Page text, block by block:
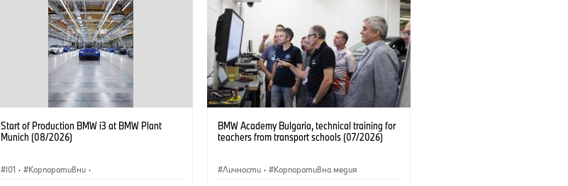
Start of Production BMW i3 at BMW Plant
Munich (08/2026)
I01 · Корпоративни ·
BMW Academy Bulgaria, technical training for
teachers from transport schools (07/2026)
Личности · Корпоративна медия